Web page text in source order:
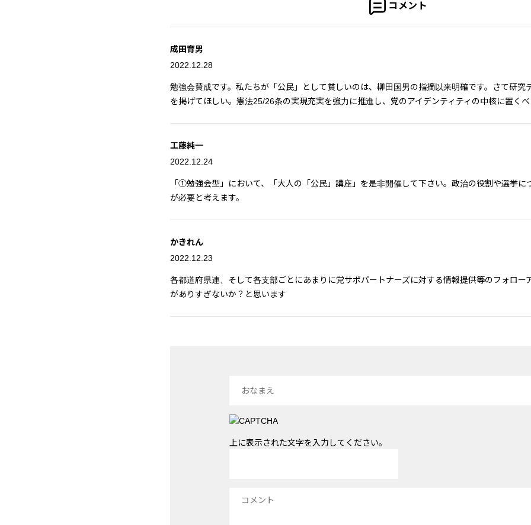
コメント
成田育男
2022.12.28
勉強会賛成です。私たちが「公民」として貧しいのは、柳田国男の指摘以来明確です。さて研究
を掲げてほしい。憲法25/26条の実現充実を強力に推進し、党のアイデンティティの中核に置くべ
工藤純一
2022.12.24
「①勉強会型」において、「大人の「公民」講座」を是非開催して下さい。政治の役割や選挙に
が必要と考えます。
かきれん
2022.12.23
各都道府県連、そして各支部ごとにあまりに党サポパートナーズに対する情報提供等のフォロー
がありすぎないか？と思います
上に表示された文字を入力してください。